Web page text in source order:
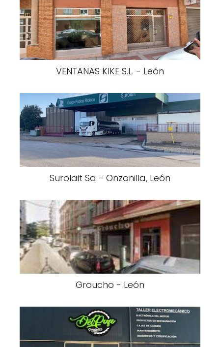
VENTANAS KIKE S.L. - León
Surolait Sa - Onzonilla, León
Groucho - León